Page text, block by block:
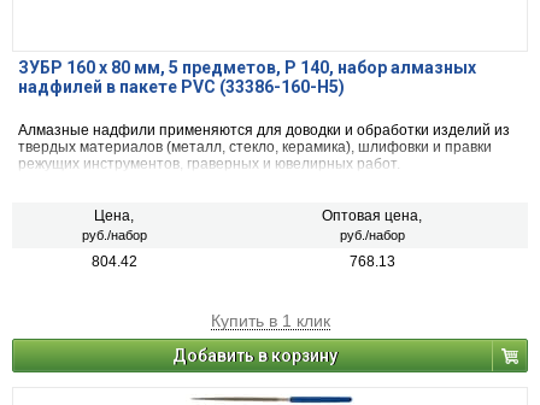
ЗУБР 160 х 80 мм, 5 предметов, P 140, набор алмазных
надфилей в пакете PVC (33386-160-H5)
Алмазные надфили применяются для доводки и обработки изделий из
твердых материалов (металл, стекло, керамика), шлифовки и правки
режущих инструментов, граверных и ювелирных работ.
Цена,
руб./набор
Оптовая цена,
руб./набор
804.42 768.13
Купить в 1 клик
Добавить в корзину